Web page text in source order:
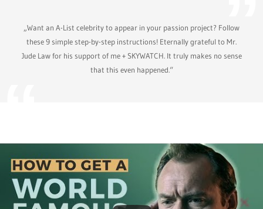
„Want an A-List celebrity to appear in your passion project? Follow
these 9 simple step-by-step instructions! Eternally grateful to Mr.
Jude Law for his support of me + SKYWATCH. It truly makes no sense
that this even happened.“